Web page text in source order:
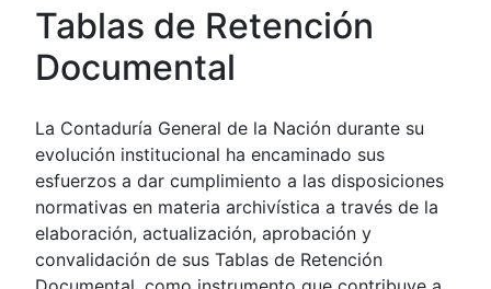
Tablas de Retención
Documental
La Contaduría General de la Nación durante su
evolución institucional ha encaminado sus
esfuerzos a dar cumplimiento a las disposiciones
normativas en materia archivística a través de la
elaboración, actualización, aprobación y
convalidación de sus Tablas de Retención